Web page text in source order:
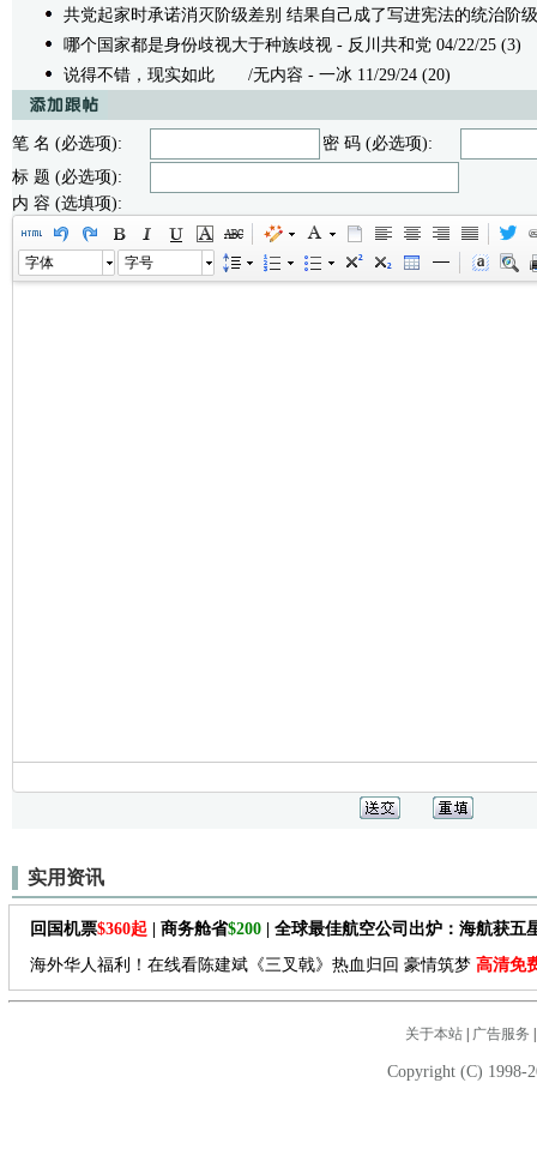
共党起家时承诺消灭阶级差别 结果自己成了写进宪法的统治阶级
哪个国家都是身份歧视大于种族歧视 - 反川共和党 04/22/25 (3)
说得不错，现实如此 /无内容 - 一冰 11/29/24 (20)
笔 名 (必选项):
密 码 (必选项):
标 题 (必选项):
内 容 (选填项):
字体 字号
实用资讯
回国机票$360起 | 商务舱省$200 | 全球最佳航空公司出炉：海航获五
海外华人福利！在线看陈建斌《三叉戟》热血归回 豪情筑梦 高清免
关于本站| 广告服务
Copyright (C) 1998-